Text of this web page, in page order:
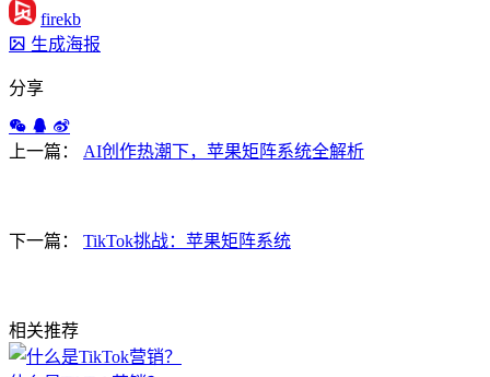
firekb
生成海报
分享
上一篇： AI创作热潮下，苹果矩阵系统全解析
下一篇： TikTok挑战：苹果矩阵系统
相关推荐